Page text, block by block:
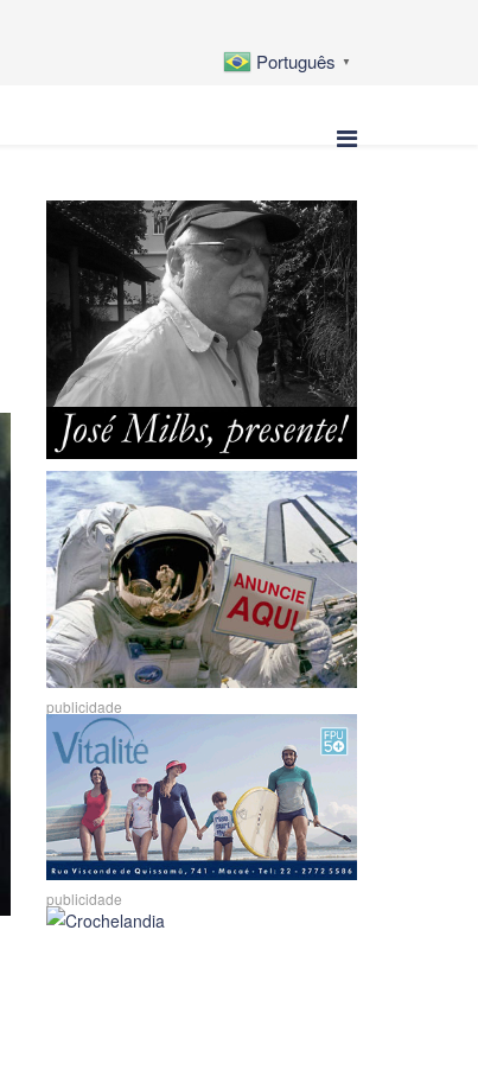
Português ▼
publicidade
publicidade